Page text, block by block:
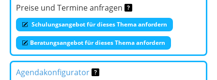
Preise und Termine anfragen
Schulungsangebot für dieses Thema anfordern
Beratungsangebot für dieses Thema anfordern
Agendakonfigurator